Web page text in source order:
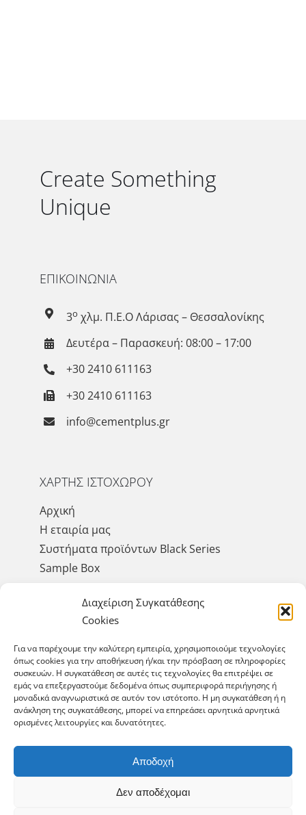
Διαχείριση Συγκατάθεσης
Cookies
Για να παρέχουμε την καλύτερη εμπειρία, χρησιμοποιούμε τεχνολογίες
όπως cookies για την αποθήκευση ή/και την πρόσβαση σε πληροφορίες
συσκευών. Η συγκατάθεση σε αυτές τις τεχνολογίες θα επιτρέψει σε
εμάς να επεξεργαστούμε δεδομένα όπως συμπεριφορά περιήγησης ή
μοναδικά αναγνωριστικά σε αυτόν τον ιστότοπο. Η μη συγκατάθεση ή η
ανάκληση της συγκατάθεσης, μπορεί να επηρεάσει αρνητικά αρνητικά
ορισμένες λειτουργίες και δυνατότητες.
Αποδοχή
Δεν αποδέχομαι
Create Something
Unique
ΕΠΙΚΟΙΝΩΝΙΑ
3ο χλμ. Π.Ε.Ο Λάρισας – Θεσσαλονίκης
Δευτέρα – Παρασκευή: 08:00 – 17:00
+30 2410 611163
+30 2410 611163
info@cementplus.gr
ΧΑΡΤΗΣ ΙΣΤΟΧΩΡΟΥ
Αρχική
Η εταιρία μας
Συστήματα προϊόντων Black Series
Sample Box
Σεμινάρια
Αειφορία & Περιβάλλον
Επικοινωνία
GET SOCIAL